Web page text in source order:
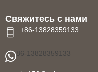
Свяжитесь с нами
+86-13828359133
86-13828359133